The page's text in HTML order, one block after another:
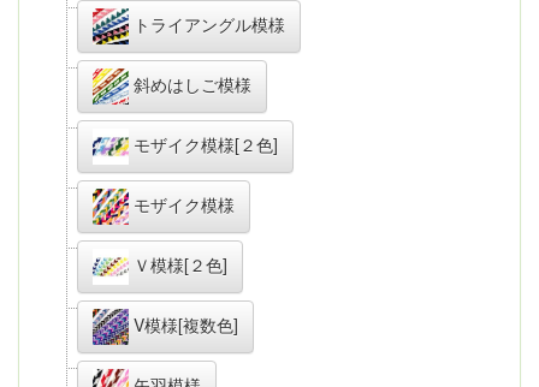
トライアングル模様
斜めはしご模様
モザイク模様[２色]
モザイク模様
Ｖ模様[２色]
V模様[複数色]